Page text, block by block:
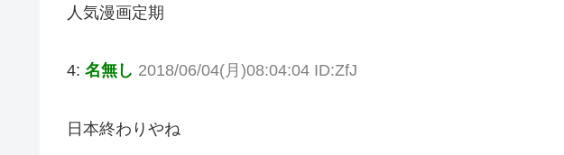
人気漫画定期
4: 名無し 2018/06/04(月)08:04:04 ID:ZfJ
日本終わりやね